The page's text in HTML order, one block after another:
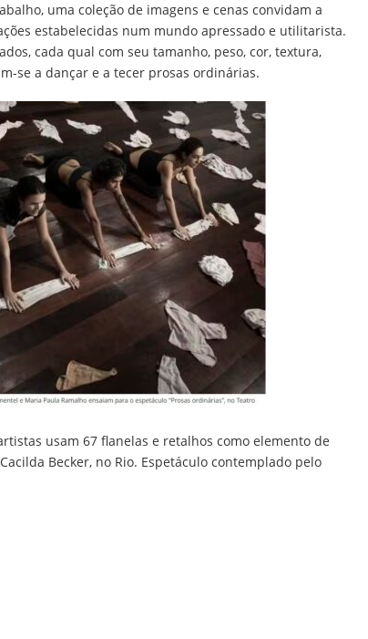
uma coleção de imagens e cenas convidam a
estabelecidas num mundo apressado e utilitarista.
cada qual com seu tamanho, peso, cor, textura,
se a dançar e a tecer prosas ordinárias.
usam 67 flanelas e retalhos como elemento de
Becker, no Rio. Espetáculo contemplado pelo